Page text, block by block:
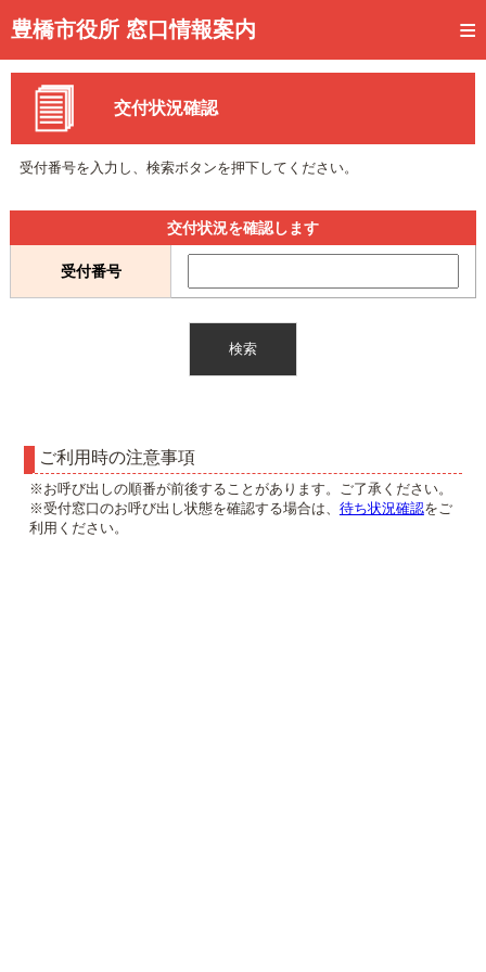
豊橋市役所 窓口情報案内
トップページ
事前予約
予約状況確認
待ち状況確認
交付状況確認
交付状況確認
受付番号を入力し、検索ボタンを押下してください。
交付状況を確認します
受付番号
ご利用時の注意事項
※お呼び出しの順番が前後することがあります。ご了承ください。
※受付窓口のお呼び出し状態を確認する場合は、 待ち状況確認をご
利用ください。